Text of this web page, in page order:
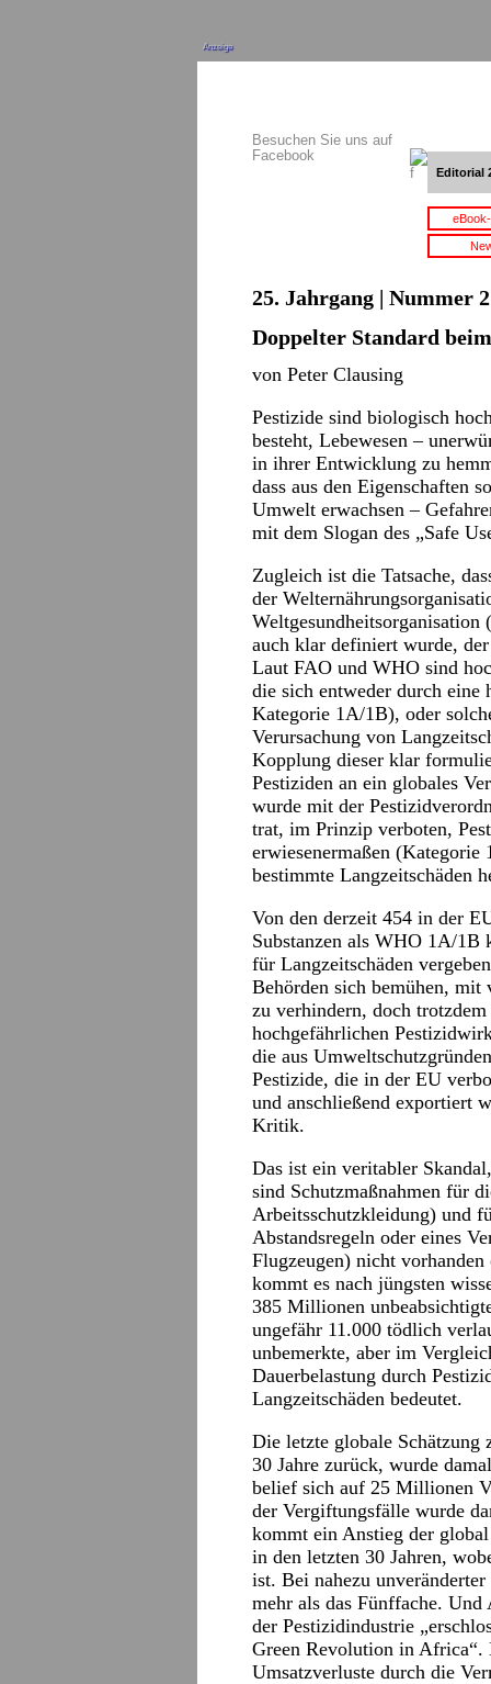
Anzeige
Besuchen Sie uns auf
Facebook
Editorial
25. Jahrgang | Nummer
Doppelter Standard
von Peter Clausing
Pestizide sind biologisch
besteht, Lebewesen –
in ihrer Entwicklung zu
dass aus den Eigenschaften
Umwelt erwachsen –
mit dem Slogan des „Safe
Zugleich ist die Tatsache,
der
auch klar definiert wurde,
Laut FAO und WHO sind
die sich entweder durch
Kategorie 1A/1B), oder
Verursachung von
Kopplung dieser klar
Pestiziden an ein globales
wurde mit der
trat, im Prinzip verboten,
erwiesenermaßen
bestimmte Langzeitschäden
Von den derzeit 454 in der
Substanzen als WHO 1A/
für Langzeitschäden
Behörden sich bemühen, mit
zu verhindern, doch
hochgefährlichen
die aus
Pestizide, die in der EU
und anschließend exportiert
Kritik.
Das ist ein veritabler
sind Schutzmaßnahmen für
Arbeitsschutzkleidung) und
Abstandsregeln oder eines
Flugzeugen) nicht
kommt es nach jüngsten
385 Millionen
ungefähr 11.000 tödlich
unbemerkte, aber im
Dauerbelastung durch
Langzeitschäden bedeutet.
Die letzte globale Schätzung
30 Jahre zurück, wurde
belief sich auf 25 Millionen
der Vergiftungsfälle wurde
kommt ein Anstieg der
in den letzten 30 Jahren,
ist. Bei nahezu
mehr als das Fünffache.
der Pestizidindustrie
Green Revolution in
Umsatzverluste durch die